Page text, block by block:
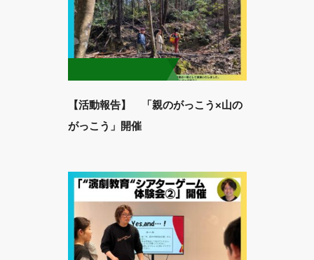
【活動報告】 「親のがっこう×山の
がっこう」開催